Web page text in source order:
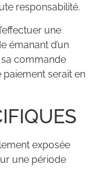
responsabilité.
une
émanant d’un
sa commande
serait en
exposée
une période